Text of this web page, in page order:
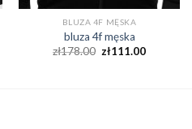
BLUZA 4F MĘSKA
bluza 4f męska
zł178.00 zł111.00